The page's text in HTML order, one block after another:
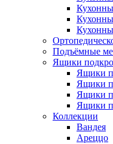
Подъёмные
Ящики
Ящики
Ящики
Ящики
Ящики
Коллекции
Вандея
Ареццо